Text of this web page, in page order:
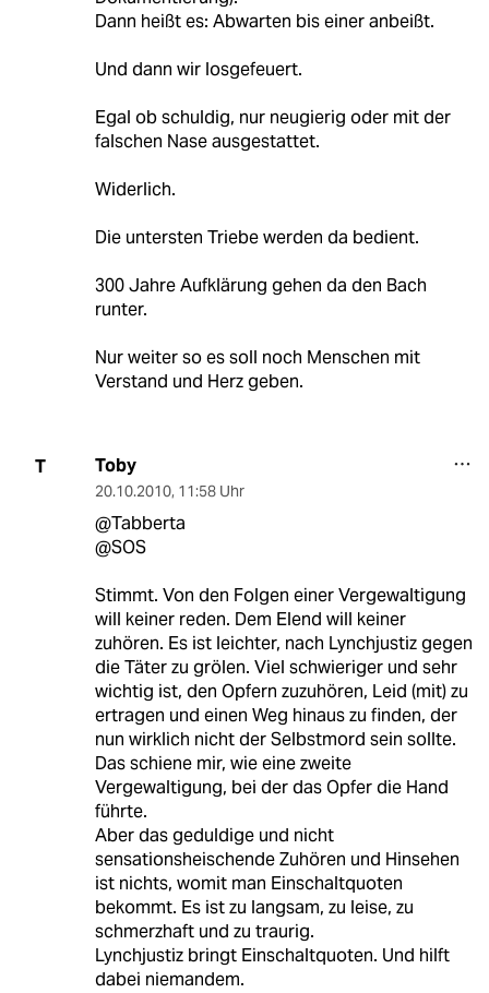
Dann heißt es: Abwarten bis einer anbeißt.
Und dann wir losgefeuert.
Egal ob schuldig, nur neugierig oder mit der
falschen Nase ausgestattet.
Widerlich.
Die untersten Triebe werden da bedient.
300 Jahre Aufklärung gehen da den Bach
runter.
Nur weiter so es soll noch Menschen mit
Verstand und Herz geben.
T Toby
20.10.2010, 11:58 Uhr
@Tabberta
@SOS
Stimmt. Von den Folgen einer Vergewaltigung
will keiner reden. Dem Elend will keiner
zuhören. Es ist leichter, nach Lynchjustiz gegen
die Täter zu grölen. Viel schwieriger und sehr
wichtig ist, den Opfern zuzuhören, Leid (mit) zu
ertragen und einen Weg hinaus zu finden, der
nun wirklich nicht der Selbstmord sein sollte.
Das schiene mir, wie eine zweite
Vergewaltigung, bei der das Opfer die Hand
führte.
Aber das geduldige und nicht
sensationsheischende Zuhören und Hinsehen
ist nichts, womit man Einschaltquoten
bekommt. Es ist zu langsam, zu leise, zu
schmerzhaft und zu traurig.
Lynchjustiz bringt Einschaltquoten. Und hilft
dabei niemandem.